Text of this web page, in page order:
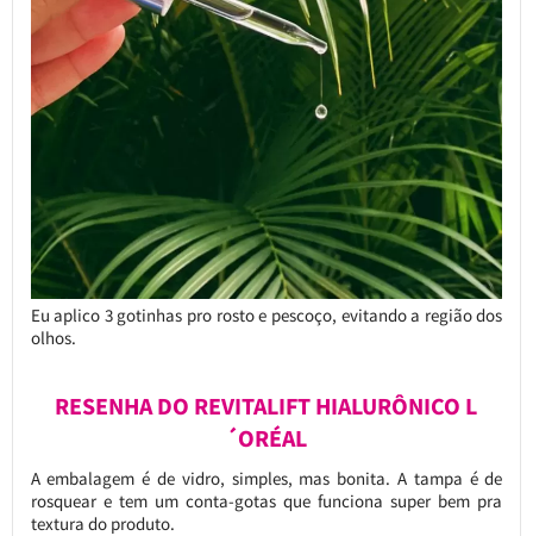
Eu aplico 3 gotinhas pro rosto e pescoço, evitando a região dos
olhos.
RESENHA DO REVITALIFT HIALURÔNICO L
´ORÉAL
A embalagem é de vidro, simples, mas bonita. A tampa é de
rosquear e tem um conta-gotas que funciona super bem pra
textura do produto.